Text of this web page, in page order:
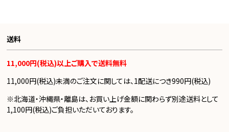
送料
11,000円(税込)以上ご購入で送料無料
11,000円(税込)未満のご注文に関しては、1配送につき990円(税込)
※北海道・沖縄県・離島は、お買い上げ金額に関わらず別途送料として
1,100円(税込)ご負担いただいております。